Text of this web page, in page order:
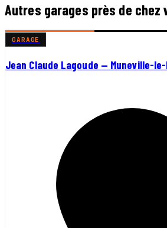
Autres garages près de chez
GARAGE
Jean Claude Lagoude — Muneville-